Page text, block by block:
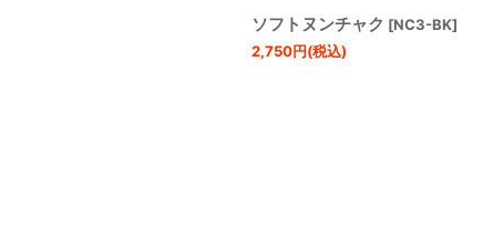
ソフトヌンチャク [NC3-BK]
2,750円(税込)